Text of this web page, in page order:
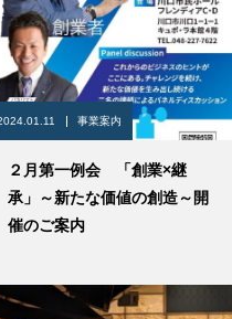
事業案内
２月第一例会 「創業×継
承」～新たな価値の創造～開
催のご案内